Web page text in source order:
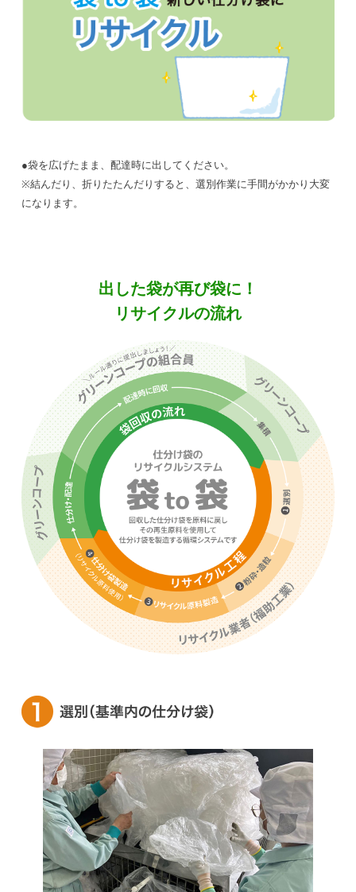
●袋を広げたまま、配達時に出してください。
※結んだり、折りたたんだりすると、選別作業に手間がかかり大変
になります。
出した袋が再び袋に！
リサイクルの流れ